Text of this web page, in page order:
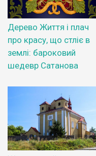
Дерево Життя і плач
про красу, що стліє в
землі: бароковий
шедевр Сатанова